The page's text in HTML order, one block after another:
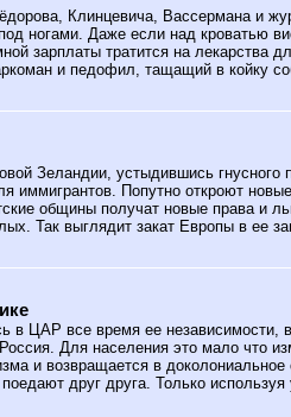
Клинцевича, Вассермана и
ногами. Даже если над кроватью
зарплаты тратится на лекарства
и педофил, тащащий в койку
Зеландии, устыдившись гнусного
иммигрантов. Попутно откроют
общины получат новые права и
Так выглядит закат Европы в ее
в ЦАР все время ее независимости,
Для населения это мало что
и возвращается в доколониальное
друг друга. Только